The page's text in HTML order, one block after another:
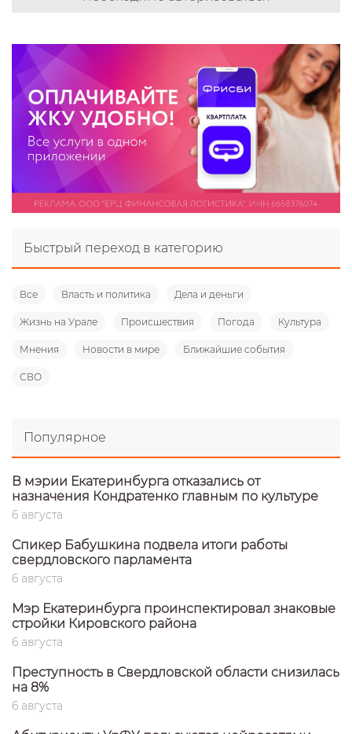
Быстрый переход в категорию
Все Власть и политика Дела и деньги
Жизнь на Урале Происшествия Погода Культура
Мнения Новости в мире Ближайшие события
СВО
Популярное
В мэрии Екатеринбурга отказались от
назначения Кондратенко главным по культуре
6 августа
Спикер Бабушкина подвела итоги работы
свердловского парламента
6 августа
Мэр Екатеринбурга проинспектировал знаковые
стройки Кировского района
6 августа
Преступность в Свердловской области снизилась
на 8%
6 августа